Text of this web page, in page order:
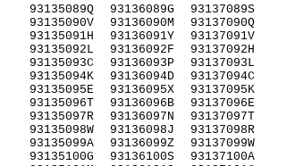
93135089Q
93135090V
93135091H
93135092L
93135093C
93135094K
93135095E
93135096T
93135097R
93135098W
93135099A
93135100G
93136089G
93136090M
93136091Y
93136092F
93136093P
93136094D
93136095X
93136096B
93136097N
93136098J
93136099Z
93136100S
93137089S
93137090Q
93137091V
93137092H
93137093L
93137094C
93137095K
93137096E
93137097T
93137098R
93137099W
93137100A